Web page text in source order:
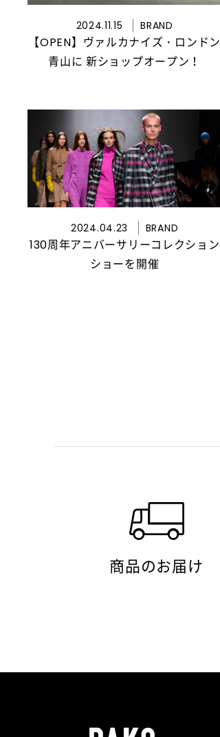
2024.11.15 BRAND
【OPEN】ヴァルカナイズ・ロンドン
青山に 新ショップオープン！
2024.04.23 BRAND
130周年アニバーサリーコレクション
ショーを開催
商品のお届け